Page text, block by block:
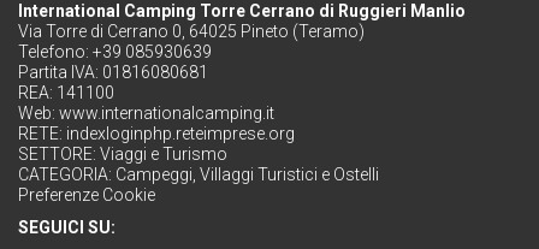
International Camping Torre Cerrano di Ruggieri Manlio
Via Torre di Cerrano 0, 64025 Pineto (Teramo)
Telefono: +39 085930639
Partita IVA: 01816080681
REA: 141100
Web: www.internationalcamping.it
RETE: indexloginphp.reteimprese.org
SETTORE: Viaggi e Turismo
CATEGORIA: Campeggi, Villaggi Turistici e Ostelli
Preferenze Cookie
SEGUICI SU: